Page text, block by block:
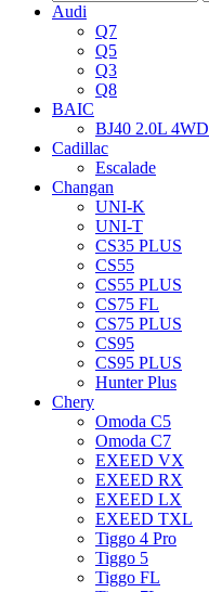
Audi
Q7
Q5
Q3
Q8
BAIC
BJ40 2.0L 4WD
Cadillac
Escalade
Changan
UNI-K
UNI-T
CS35 PLUS
CS55
CS55 PLUS
CS75 FL
CS75 PLUS
CS95
CS95 PLUS
Hunter Plus
Chery
Omoda C5
Omoda C7
EXEED VX
EXEED RX
EXEED LX
EXEED TXL
Tiggo 4 Pro
Tiggo 5
Tiggo FL